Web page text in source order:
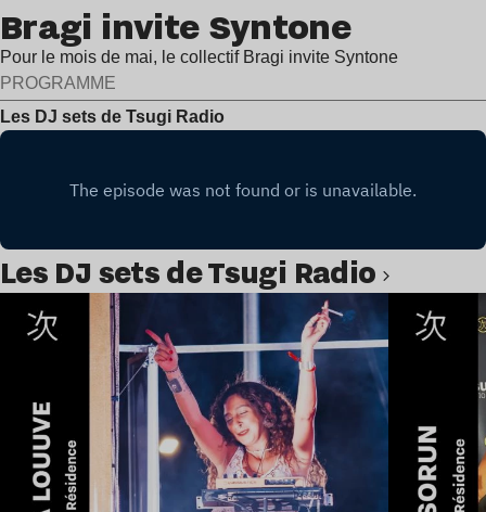
Bragi invite Syntone
Pour le mois de mai, le collectif Bragi invite Syntone
PROGRAMME
Les DJ sets de Tsugi Radio
Les DJ sets de Tsugi Radio
Lire l’article